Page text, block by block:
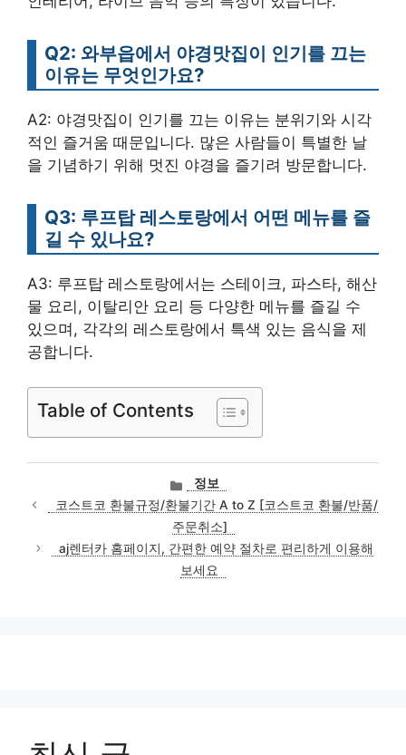
Q2: 와부읍에서 야경맛집이 인기를 끄는
이유는 무엇인가요?
A2: 야경맛집이 인기를 끄는 이유는 분위기와 시각
적인 즐거움 때문입니다. 많은 사람들이 특별한 날
을 기념하기 위해 멋진 야경을 즐기려 방문합니다.
Q3: 루프탑 레스토랑에서 어떤 메뉴를 즐
길 수 있나요?
A3: 루프탑 레스토랑에서는 스테이크, 파스타, 해산
물 요리, 이탈리안 요리 등 다양한 메뉴를 즐길 수
있으며, 각각의 레스토랑에서 특색 있는 음식을 제
공합니다.
Table of Contents
카
테
고
리
정보
코스트코 환불규정/환불기간 A to Z [코스트코 환불/반품/
주문취소]
aj렌터카 홈페이지, 간편한 예약 절차로 편리하게 이용해
보세요